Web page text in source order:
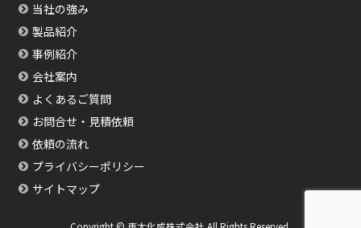
当社の強み
製品紹介
事例紹介
会社案内
よくあるご質問
お問合せ・見積依頼
依頼の流れ
プライバシーポリシー
サイトマップ